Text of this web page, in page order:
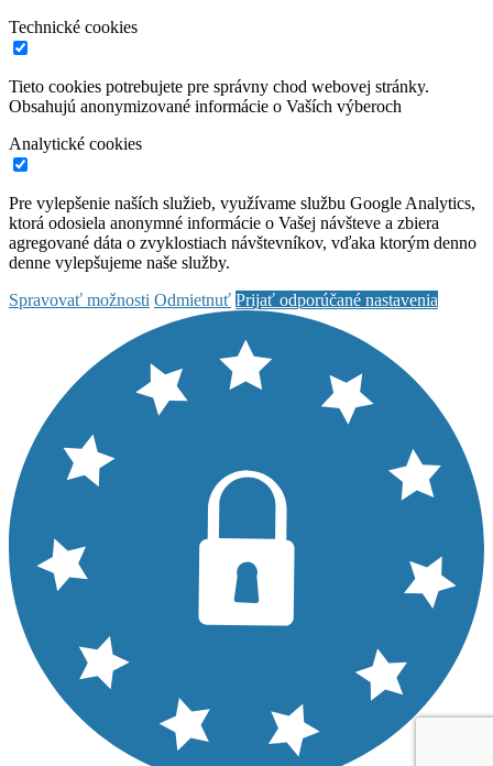
Technické cookies
Tieto cookies potrebujete pre správny chod webovej stránky.
Obsahujú anonymizované informácie o Vaších výberoch
Analytické cookies
Pre vylepšenie naších služieb, využívame službu Google Analytics,
ktorá odosiela anonymné informácie o Vašej návšteve a zbiera
agregované dáta o zvyklostiach návštevníkov, vďaka ktorým denno
denne vylepšujeme naše služby.
Spravovať možnosti Odmietnuť Prijať odporúčané nastavenia